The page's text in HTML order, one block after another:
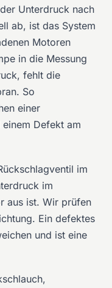
Unterdruck nach
ab, ist das System
Motoren
in die Messung
fehlt die
So
einer
Defekt am
im
im
aus ist. Wir prüfen
Ein defektes
und ist eine